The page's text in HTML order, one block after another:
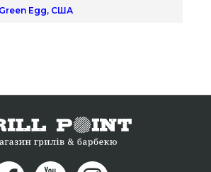
Egg, США